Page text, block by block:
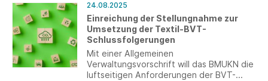
unter REACH veröffentlicht.
24.08.2025
Einreichung der Stellungnahme zur
Umsetzung der Textil-BVT-
Schlussfolgerungen
Mit einer Allgemeinen
Verwaltungsvorschrift will das BMUKN die
luftseitigen Anforderungen der BVT-